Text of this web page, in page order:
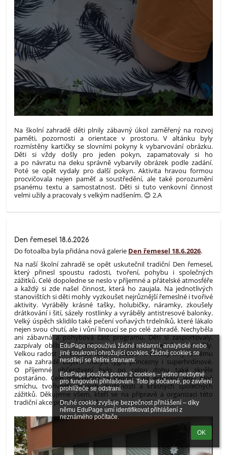
EduPage nepoužívá žádné reklamní, analytické nebo
jiné soukromí ohrožující cookies. Žádné cookies se
nesdílejí se třetími stranami.
EduPage používá pouze 2 cookies – jedno nezbytné
pro fungování přihlašování. Toto je dočasné, po zavření
prohlížeče se odstraní.
Druhé cookie zvyšuje bezpečnost přihlášení – díky
němu EduPage umí identifikovat přihlášení z
neznámého počítače.
OK
Na školní zahradě děti plnily zábavný úkol zaměřený na rozvoj
paměti, pozornosti a orientace v prostoru. V altánku byly
rozmístěny kartičky se slovními pokyny k vybarvování obrázku.
Děti si vždy došly pro jeden pokyn, zapamatovaly si ho
a po návratu na deku správně vybarvily obrázek podle zadání.
Poté se opět vydaly pro další pokyn. Aktivita hravou formou
procvičovala nejen paměť a soustředění, ale také porozumění
psanému textu a samostatnost. Děti si tuto venkovní činnost
velmi užily a pracovaly s velkým nadšením. 😊 2.A
Den řemesel 18.6.2026
Do fotoalba byla přidána nová galerie Den řemesel 18.6.2026.
Na naší školní zahradě se opět uskutečnil tradiční Den řemesel,
který přinesl spoustu radosti, tvoření, pohybu i společných
zážitků. Celé dopoledne se neslo v příjemné a přátelské atmosféře
a každý si zde našel činnost, která ho zaujala. Na jednotlivých
stanovištích si děti mohly vyzkoušet nejrůznější řemeslné i tvořivé
aktivity. Vyráběly krásné tašky, holubičky, náramky, zkoušely
drátkování i šití, sázely rostlinky a vyráběly antistresové balonky.
Velký úspěch sklidilo také pečení voňavých trdelníků, které lákalo
nejen svou chutí, ale i vůní linoucí se po celé zahradě. Nechyběla
ani zábavná a pohybová část programu. Děti si zasportovaly,
zazpívaly oblíbené písničky při karaoke a společně si zatančily.
Velkou radost jim udělalo také malování na obličej, díky kterému
se na zahradě objevili motýli, tygři, princezny i superhrdinové.
O příjemné občerstvení bylo po celou dobu také skvěle
postaráno. Celé dopoledne se vydařilo na jedničku. Bylo plné
smíchu, tvořivosti, nových zkušeností a krásných společných
zážitků. Děkujeme všem, kteří se na přípravě a organizaci této
tradiční akce podíleli. Už teď se těšíme na další ročník!